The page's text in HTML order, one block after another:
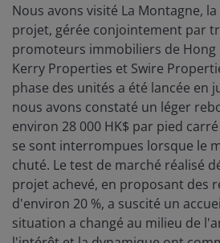
Nous avons visité La Montagne,
projet, gérée conjointement par
promoteurs immobiliers de Hong
Kerry Properties et Swire
phase des unités a été lancée en
nous avons constaté un léger
environ 28 000 HK$ par pied
se sont interrompues lorsque le
chuté. Le test de marché réalisé
projet achevé, en proposant des
d'environ 20 %, a suscité un
situation a changé au milieu de